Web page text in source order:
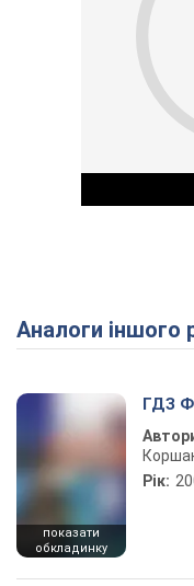
Аналоги
показати
обкладинку
ГДЗ
Рік: